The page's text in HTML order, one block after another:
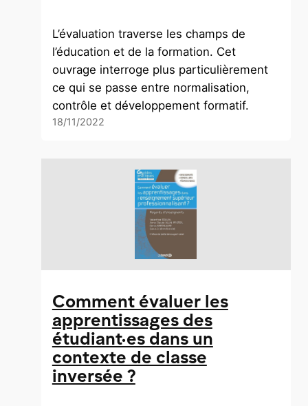
L’évaluation traverse les champs de
l’éducation et de la formation. Cet
ouvrage interroge plus particulièrement
ce qui se passe entre normalisation,
contrôle et développement formatif.
18/11/2022
Comment évaluer les
apprentissages des
étudiant·es dans un
contexte de classe
inversée ?